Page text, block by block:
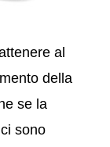
al
della
se la
sono